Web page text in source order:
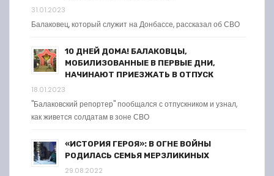
31.01.2023
Балаковец, который служит на Донбассе, рассказал об СВО
10 ДНЕЙ ДОМА! БАЛАКОВЦЫ,
МОБИЛИЗОВАННЫЕ В ПЕРВЫЕ ДНИ,
НАЧИНАЮТ ПРИЕЗЖАТЬ В ОТПУСК
18.01.2023
"Балаковский репортер" пообщался с отпускником и узнал,
как живется солдатам в зоне СВО
«ИСТОРИЯ ГЕРОЯ»: В ОГНЕ ВОЙНЫ
РОДИЛАСЬ СЕМЬЯ МЕРЗЛИКИНЫХ
29.08.2022